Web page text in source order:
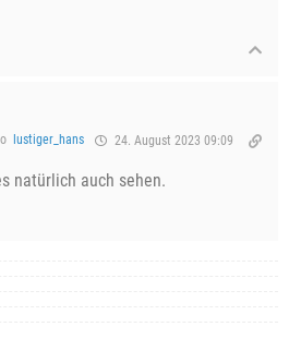
lustiger_hans 24. August 2023 09:09
natürlich auch sehen.